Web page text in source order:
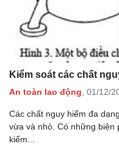
Kiểm soát các chất
An toàn lao động, 01/12/
Các chất nguy hiểm đa
vừa và nhỏ. Có những biện
kiểm...